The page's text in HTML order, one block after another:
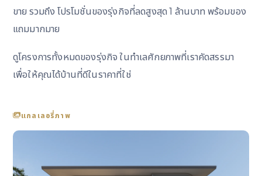
ขาย รวมถึง โปรโมชั่นของรุ่งกิจที่ลดสูงสุด 1 ล้านบาท พร้อมของ
แถมมากมาย
ดูโครงการทั้งหมดของรุ่งกิจในทำเลศักยภาพที่เราคัดสรรมา
เพื่อให้คุณได้บ้านที่ดีในราคาที่ใช่
แกลเลอรี่ภาพ